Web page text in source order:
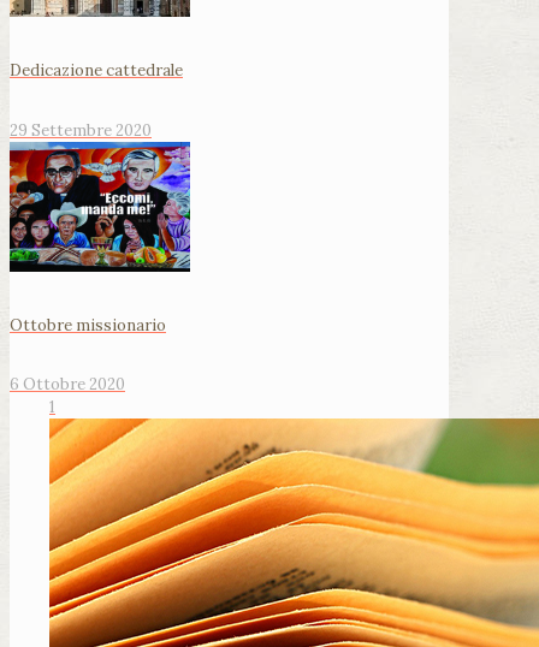
Dedicazione cattedrale
29 Settembre 2020
Ottobre missionario
6 Ottobre 2020
1